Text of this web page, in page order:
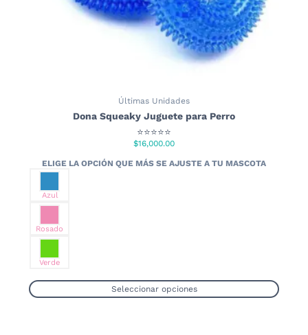
Últimas Unidades
Dona Squeaky Juguete para Perro
⭐⭐⭐⭐⭐
$16,000.00
Azul
Rosado
Verde
Seleccionar opciones